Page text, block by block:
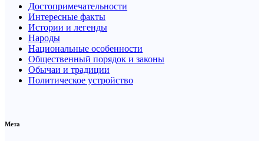
Достопримечательности
Интересные факты
Истории и легенды
Народы
Национальные особенности
Общественный порядок и законы
Обычаи и традиции
Политическое устройство
Мета